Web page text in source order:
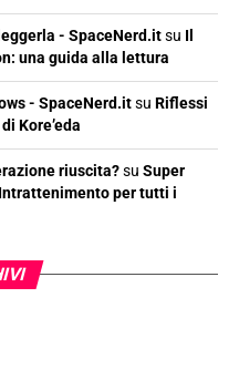
- SpaceNerd.itsu Il
una guida alla lettura
- SpaceNerd.itsu Riflessi
Kore’eda
riuscita?su Super
per tutti i